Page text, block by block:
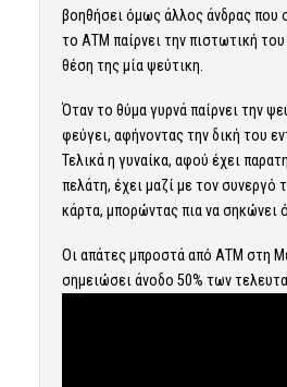
βοηθήσει όμως άλλος άνδρας που
το ΑΤΜ παίρνει την πιστωτική
θέση της μία ψεύτικη.
Όταν το θύμα γυρνά παίρνει την
φεύγει, αφήνοντας την δική του
Τελικά η γυναίκα, αφού έχει
πελάτη, έχει μαζί με τον συνεργό
κάρτα, μπορώντας πια να σηκώνει
Οι απάτες μπροστά από ΑΤΜ στη
σημειώσει άνοδο 50% των